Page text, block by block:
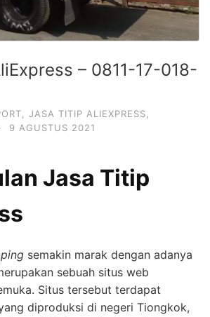
– 0811-17-018-
JASA TITIP ALIEXPRESS
· 9 AGUSTUS 2021
Jasa Titip
semakin marak dengan adanya
sebuah situs web
Situs tersebut terdapat
diproduksi di negeri Tiongkok,